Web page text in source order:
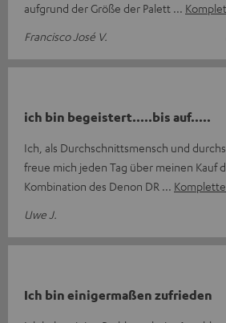
aufgrund der Größe der Palett
Francisco José V.
ich bin begeistert.....bis auf.....
Ich, als Durchschnittsmensch und
freue mich jeden Tag über meinen Kauf
Kombination des Denon DR
Uwe J.
Ich bin einigermaßen zufrieden